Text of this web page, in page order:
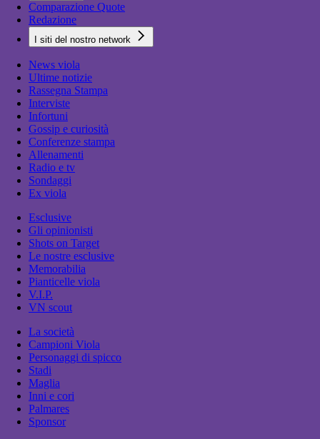
Comparazione Quote
Redazione
I siti del nostro network
News viola
Ultime notizie
Rassegna Stampa
Interviste
Infortuni
Gossip e curiosità
Conferenze stampa
Allenamenti
Radio e tv
Sondaggi
Ex viola
Esclusive
Gli opinionisti
Shots on Target
Le nostre esclusive
Memorabilia
Pianticelle viola
V.I.P.
VN scout
La società
Campioni Viola
Personaggi di spicco
Stadi
Maglia
Inni e cori
Palmares
Sponsor